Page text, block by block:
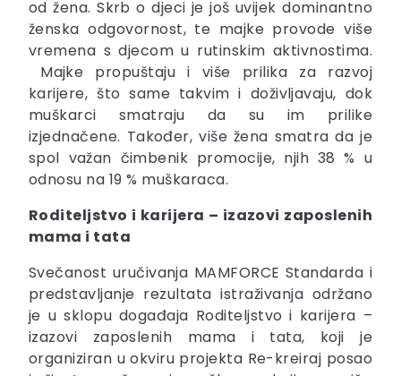
od žena. Skrb o djeci je još uvijek dominantno
ženska odgovornost, te majke provode više
vremena s djecom u rutinskim aktivnostima.
Majke propuštaju i više prilika za razvoj
karijere, što same takvim i doživljavaju, dok
muškarci smatraju da su im prilike
izjednačene. Također, više žena smatra da je
spol važan čimbenik promocije, njih 38 % u
odnosu na 19 % muškaraca.
Roditeljstvo i karijera – izazovi zaposlenih
mama i tata
Svečanost uručivanja MAMFORCE Standarda i
predstavljanje rezultata istraživanja održano
je u sklopu događaja Roditeljstvo i karijera –
izazovi zaposlenih mama i tata, koji je
organiziran u okviru projekta Re-kreiraj posao